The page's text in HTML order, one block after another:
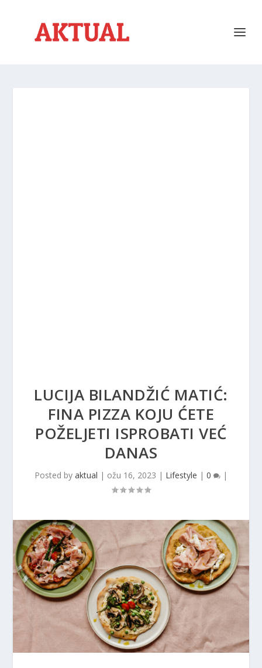
LUCIJA BILANDŽIĆ MATIĆ:
FINA PIZZA KOJU ĆETE
POŽELJETI ISPROBATI VEĆ
DANAS
Posted by aktual | ožu 16, 2023 | Lifestyle | 0 |